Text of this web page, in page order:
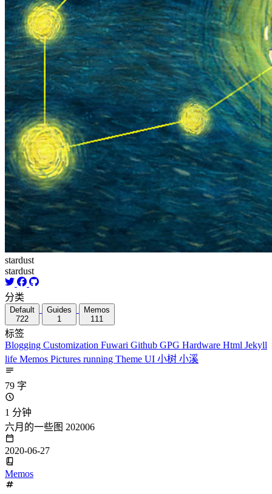
stardust
stardust
分类
Default
722
Guides
1
Memos
111
标签
Blogging Customization Fuwari Github GPG Hardware Html Jekyll
life Memos Pictures running Theme UI 小树 小溪
79 字
1 分钟
六月的一些图 202006
2020-06-27
Memos